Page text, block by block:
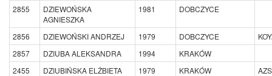
2855
DZIEWOŃSKA
AGNIESZKA
1981 DOBCZYCE
2856 DZIEWOŃSKI ANDRZEJ 1979 DOBCZYCE
2857
DZIUBA ALEKSANDRA 1994
KRAKÓW
2455
DZIUBIŃSKA ELŻBIETA 1979 KRAKÓW